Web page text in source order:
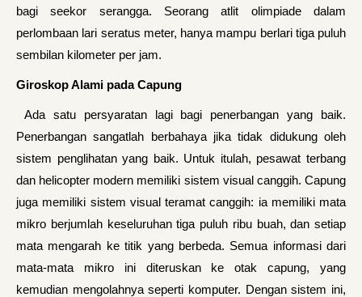
bagi seekor serangga. Seorang atlit olimpiade dalam
perlombaan lari seratus meter, hanya mampu berlari tiga puluh
sembilan kilometer per jam.
Giroskop Alami pada Capung
Ada satu persyaratan lagi bagi penerbangan yang baik.
Penerbangan sangatlah berbahaya jika tidak didukung oleh
sistem penglihatan yang baik. Untuk itulah, pesawat terbang
dan helicopter modern memiliki sistem visual canggih. Capung
juga memiliki sistem visual teramat canggih: ia memiliki mata
mikro berjumlah keseluruhan tiga puluh ribu buah, dan setiap
mata mengarah ke titik yang berbeda. Semua informasi dari
mata-mata mikro ini diteruskan ke otak capung, yang
kemudian mengolahnya seperti komputer. Dengan sistem ini,